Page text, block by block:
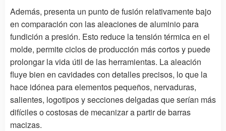
Además, presenta un punto de fusión relativamente bajo
en comparación con las aleaciones de aluminio para
fundición a presión. Esto reduce la tensión térmica en el
molde, permite ciclos de producción más cortos y puede
prolongar la vida útil de las herramientas. La aleación
fluye bien en cavidades con detalles precisos, lo que la
hace idónea para elementos pequeños, nervaduras,
salientes, logotipos y secciones delgadas que serían más
difíciles o costosas de mecanizar a partir de barras
macizas.